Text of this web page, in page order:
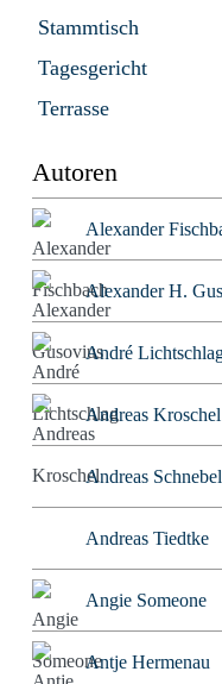
Stammtisch
Tagesgericht
Terrasse
Autoren
Alexander
Alexander H.
André
Andreas Kroschel
Andreas Schnebel
Andreas Tiedtke
Angie Someone
Antje Hermenau